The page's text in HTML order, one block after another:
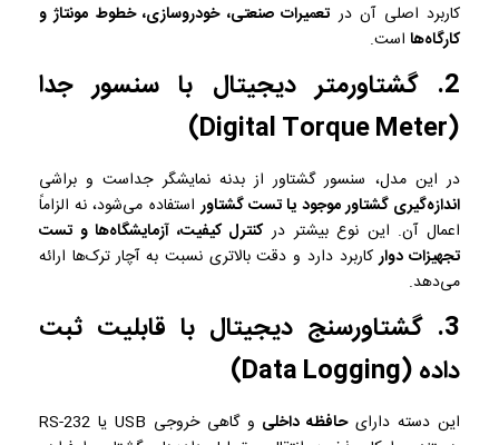
کاربرد اصلی آن در تعمیرات صنعتی، خودروسازی، خطوط مونتاژ و
کارگاه‌ها است.
2. گشتاورمتر دیجیتال با سنسور جدا
(Digital Torque Meter)
در این مدل، سنسور گشتاور از بدنه نمایشگر جداست و براشی
اندازه‌گیری گشتاور موجود یا تست گشتاوراستفاده می‌شود، نه الزاماً
اعمال آن. این نوع بیشتر درکنترل کیفیت، آزمایشگاه‌ها و تست
تجهیزات دوارکاربرد دارد و دقت بالاتری نسبت به آچار ترک‌ها ارائه
می‌دهد.
3. گشتاورسنج دیجیتال با قابلیت ثبت
داده (Data Logging)
این دسته دارایحافظه داخلی
و گاهی خروجی USB یا RS-232